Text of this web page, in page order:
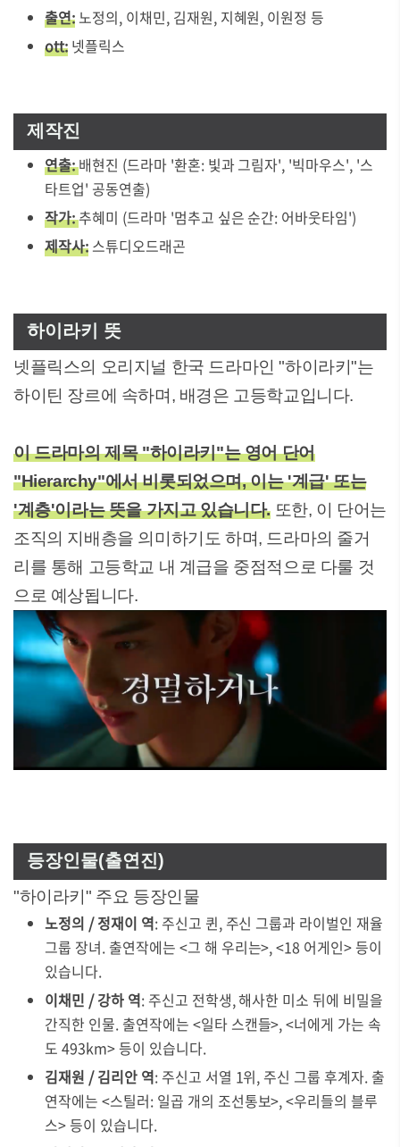
출연:노정의, 이채민, 김재원, 지혜원, 이원정 등
ott:넷플릭스
제작진
연출:배현진 (드라마 '환혼: 빛과 그림자', '빅마우스', '스
타트업' 공동연출)
작가:추혜미 (드라마 '멈추고 싶은 순간: 어바웃타임')
제작사:스튜디오드래곤
하이라키 뜻
넷플릭스의 오리지널 한국 드라마인 "하이라키"는
하이틴 장르에 속하며, 배경은 고등학교입니다.
이 드라마의 제목 "하이라키"는 영어 단어
"Hierarchy"에서 비롯되었으며, 이는 '계급' 또는
'계층'이라는 뜻을 가지고 있습니다. 또한, 이 단어는
조직의 지배층을 의미하기도 하며, 드라마의 줄거
리를 통해 고등학교 내 계급을 중점적으로 다룰 것
으로 예상됩니다.
등장인물(출연진)
"하이라키" 주요 등장인물
노정의 / 정재이 역: 주신고 퀸, 주신 그룹과 라이벌인 재율
그룹 장녀. 출연작에는 <그 해 우리는>, <18 어게인> 등이
있습니다.
이채민 / 강하 역: 주신고 전학생, 해사한 미소 뒤에 비밀을
간직한 인물. 출연작에는 <일타 스캔들>, <너에게 가는 속
도 493km> 등이 있습니다.
김재원 / 김리안 역: 주신고 서열 1위, 주신 그룹 후계자. 출
연작에는 <스틸러: 일곱 개의 조선통보>, <우리들의 블루
스> 등이 있습니다.